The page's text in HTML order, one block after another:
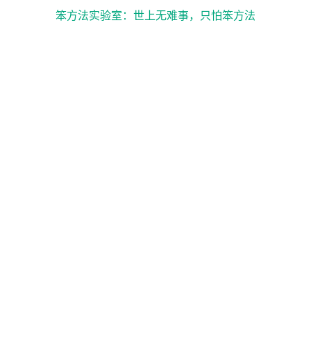
笨方法实验室：世上无难事，只怕笨方法